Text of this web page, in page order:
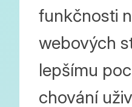
funkčnosti
webových
lepšímu
chování